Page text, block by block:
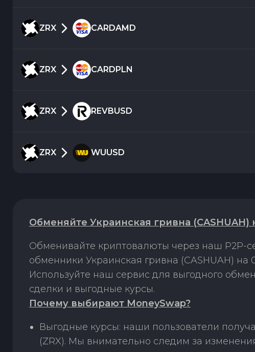
ZRX CARDAMD
ZRX CARDPLN
ZRX REVBUSD
ZRX WUUSD
Обменяйте Украинская гривна (CASHUAH)
Обменивайте криптовалюты через наш P2P-
обменники Украинская гривна (CASHUAH)
Используйте наш сервис для выгодного
сделки и выгодные курсы.
Почему выбирают MoneySwap?
Выгодные курсы: наши пользователи
(ZRX). Мы внимательно следим за